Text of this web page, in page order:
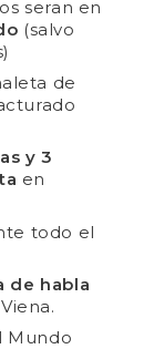
seran en
(salvo
de
y 3
en
todo el
de habla
Mundo